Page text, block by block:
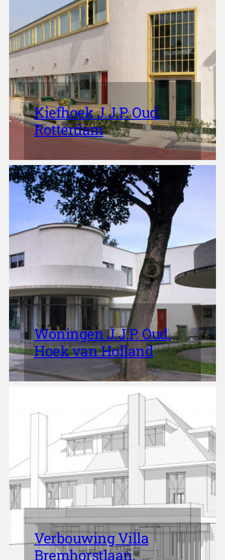
Kiefhoek J.J.P. Oud,
Rotterdam
Woningen J.J.P. Oud,
Hoek van Holland
Verbouwing Villa
Bremhorstlaan,